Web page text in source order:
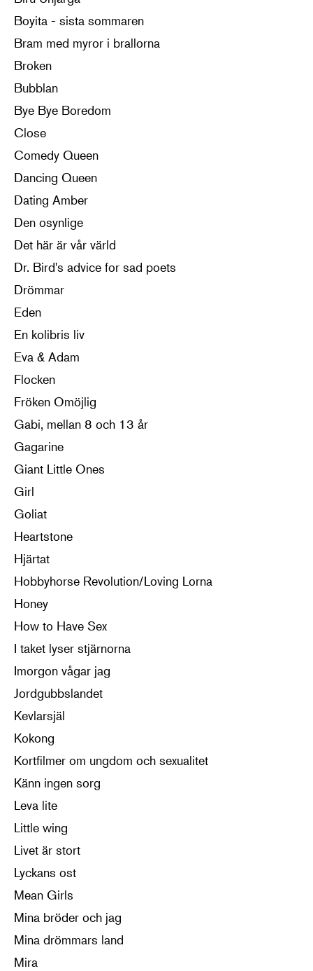
Boyita - sista sommaren
Bram med myror i brallorna
Broken
Bubblan
Bye Bye Boredom
Close
Comedy Queen
Dancing Queen
Dating Amber
Den osynlige
Det här är vår värld
Dr. Bird's advice for sad poets
Drömmar
Eden
En kolibris liv
Eva & Adam
Flocken
Fröken Omöjlig
Gabi, mellan 8 och 13 år
Gagarine
Giant Little Ones
Girl
Goliat
Heartstone
Hjärtat
Hobbyhorse Revolution/Loving Lorna
Honey
How to Have Sex
I taket lyser stjärnorna
Imorgon vågar jag
Jordgubbslandet
Kevlarsjäl
Kokong
Kortfilmer om ungdom och sexualitet
Känn ingen sorg
Leva lite
Little wing
Livet är stort
Lyckans ost
Mean Girls
Mina bröder och jag
Mina drömmars land
Mira